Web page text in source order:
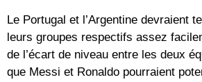
Le Portugal et l’Argentine devraient
leurs groupes respectifs assez
de l’écart de niveau entre les deux
que Messi et Ronaldo pourraient